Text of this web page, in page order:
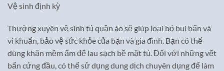
Vệ sinh định kỳ
Thường xuyên vệ sinh tủ quần áo sẽ giúp loại bỏ bụi bẩn và
vi khuẩn, bảo vệ sức khỏe của bạn và gia đình. Bạn có thể
dùng khăn mềm ẩm để lau sạch bề mặt tủ. Đối với những vết
bẩn cứng đầu, có thể sử dụng dung dịch chuyên dụng để làm